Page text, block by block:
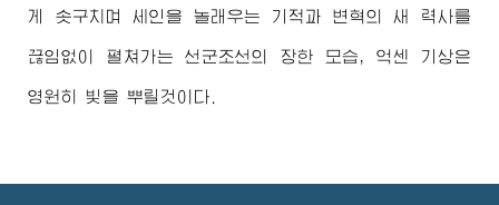
게 솟구치며 세인을 놀래우는 기적과 변혁의 새 력사를
끊임없이 펼쳐가는 선군조선의 장한 모습, 억센 기상은
영원히 빛을 뿌릴것이다.